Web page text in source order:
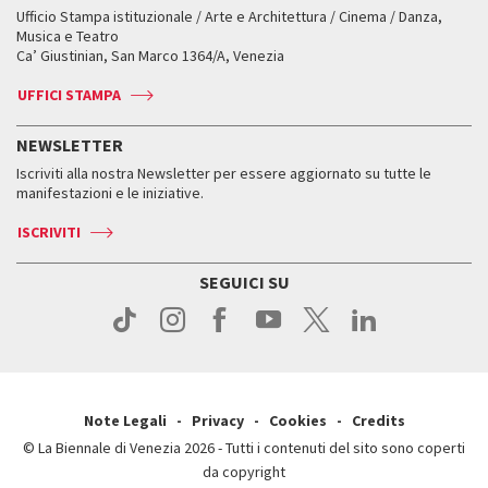
Servizi al pubblico
Come raggiungerci
Press
Orari e sedi
Accrediti
Come raggiungerci
Orari e sedi
Biglietti
Accrediti
Come raggiungerci
Contatti
Press
Servizi al pubblico
Come raggiungerci
Press
Workshop di critica teatrale
Leone d’oro alla carriera
Leone d’argento
Edizioni passate
Orari e sedi
Biglietti
Servizi al pubblico
Come raggiungerci
Contatti
Fondi e Collezioni
Biennale College ASAC
ASAC DATI
Storia
Orari e sedi
Ufficio Stampa istituzionale / Arte e Architettura / Cinema / Danza,
Musica e Teatro
Ca’ Giustinian, San Marco 1364/A, Venezia
UFFICI STAMPA
NEWSLETTER
Iscriviti alla nostra Newsletter per essere aggiornato su tutte le
manifestazioni e le iniziative.
ISCRIVITI
SEGUICI SU
Note Legali Privacy Cookies
Credits
© La Biennale di Venezia 2026 - Tutti i contenuti del sito sono coperti
da copyright